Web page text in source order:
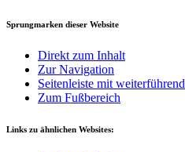
Sprungmarken dieser Website
Direkt zum Inhalt
Zur Navigation
Seitenleiste mit
Zum Fußbereich
Links zu ähnlichen Websites: